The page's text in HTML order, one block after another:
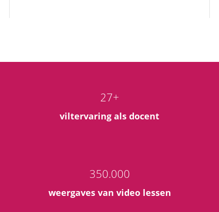
27+
viltervaring als docent
350.000
weergaves van video lessen